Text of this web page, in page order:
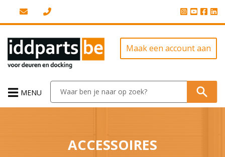
Maak een account aan
MENU
ACCESSOIRES